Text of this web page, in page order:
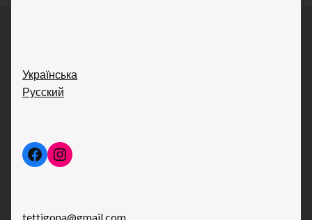
Українська
Русский
Facebook
Instagram
tettigona@gmail.com